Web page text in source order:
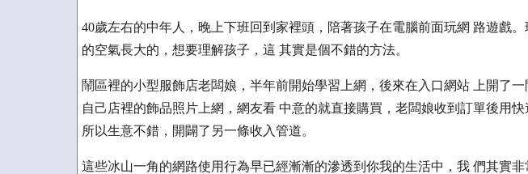
40歲左右的中年人，晚上下班回到家裡頭，陪著孩子在電腦前面玩網 路遊戲
的空氣長大的，想要理解孩子，這 其實是個不錯的方法。
鬧區裡的小型服飾店老闆娘，半年前開始學習上網，後來在入口網站 上開了
自己店裡的飾品照片上網，網友看 中意的就直接購買，老闆娘收到訂單後用
所以生意不錯，開闢了另一條收入管道。
這些冰山一角的網路使用行為早已經漸漸的滲透到你我的生活中，我 們其實